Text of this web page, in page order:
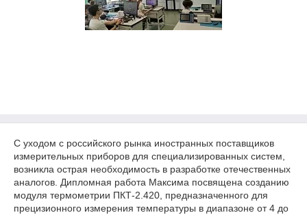
С уходом с российского рынка иностранных поставщиков
измерительных приборов для специализированных систем,
возникла острая необходимость в разработке отечественных
аналогов. Дипломная работа Максима посвящена созданию
модуля термометрии ПКТ-2.420, предназначенного для
прецизионного измерения температуры в диапазоне от 4 до